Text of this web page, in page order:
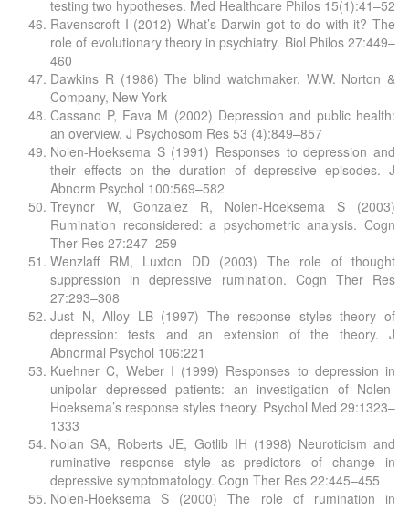
testing two hypotheses. Med Healthcare Philos 15(1):41–52
Ravenscroft I (2012) What’s Darwin got to do with it? The
role of evolutionary theory in psychiatry. Biol Philos 27:449–
460
Dawkins R (1986) The blind watchmaker. W.W. Norton &
Company, New York
Cassano P, Fava M (2002) Depression and public health:
an overview. J Psychosom Res 53 (4):849–857
Nolen-Hoeksema S (1991) Responses to depression and
their effects on the duration of depressive episodes. J
Abnorm Psychol 100:569–582
Treynor W, Gonzalez R, Nolen-Hoeksema S (2003)
Rumination reconsidered: a psychometric analysis. Cogn
Ther Res 27:247–259
Wenzlaff RM, Luxton DD (2003) The role of thought
suppression in depressive rumination. Cogn Ther Res
27:293–308
Just N, Alloy LB (1997) The response styles theory of
depression: tests and an extension of the theory. J
Abnormal Psychol 106:221
Kuehner C, Weber I (1999) Responses to depression in
unipolar depressed patients: an investigation of Nolen-
Hoeksema’s response styles theory. Psychol Med 29:1323–
1333
Nolan SA, Roberts JE, Gotlib IH (1998) Neuroticism and
ruminative response style as predictors of change in
depressive symptomatology. Cogn Ther Res 22:445–455
Nolen-Hoeksema S (2000) The role of rumination in